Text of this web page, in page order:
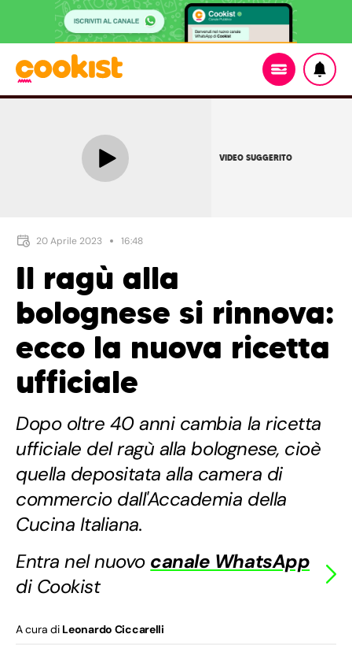
VIDEO SUGGERITO
20 Aprile 2023 16:48
Il ragù alla
bolognese si rinnova:
ecco la nuova ricetta
ufficiale
Dopo oltre 40 anni cambia la ricetta
ufficiale del ragù alla bolognese, cioè
quella depositata alla camera di
commercio dall'Accademia della
Cucina Italiana.
Entra nel nuovo canale WhatsApp
di Cookist
A cura di Leonardo Ciccarelli